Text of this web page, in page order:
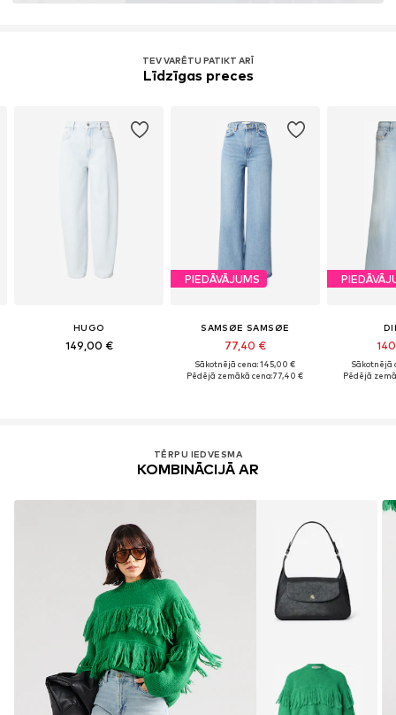
TEV VARĒTU PATIKT ARĪ
Līdzīgas preces
HUGO
149,00 €
PIEDĀVĀJUMS
SAMSØE SAMSØE
77,40 €
Sākotnējā cena: 145,00 €
Pēdējā zemākā cena:77,40 €
Sākotnējā
Pēdējā
TĒRPU IEDVESMA
KOMBINĀCIJĀ AR